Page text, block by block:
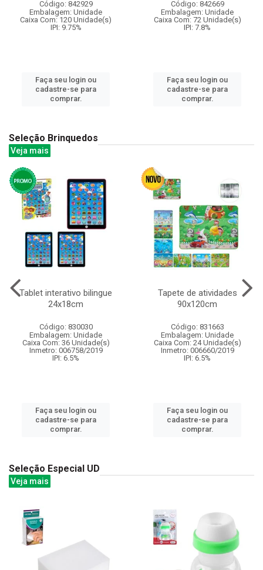
Código: 842929
Embalagem: Unidade
Caixa Com: 120 Unidade(s)
IPI: 9.75%
Faça seu login ou
cadastre-se para
comprar.
Código: 842669
Embalagem: Unidade
Caixa Com: 72 Unidade(s)
IPI: 7.8%
Faça seu login ou
cadastre-se para
comprar.
Seleção Brinquedos
Veja mais
Tablet interativo bilingue
24x18cm
Código: 830030
Embalagem: Unidade
Caixa Com: 36 Unidade(s)
Inmetro: 006758/2019
IPI: 6.5%
Faça seu login ou
cadastre-se para
comprar.
Tapete de atividades
90x120cm
Código: 831663
Embalagem: Unidade
Caixa Com: 24 Unidade(s)
Inmetro: 006660/2019
IPI: 6.5%
Faça seu login ou
cadastre-se para
comprar.
Seleção Especial UD
Veja mais